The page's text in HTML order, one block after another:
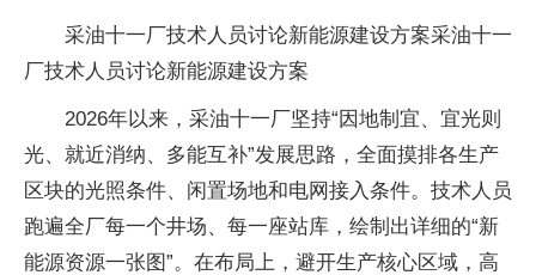
采油十一厂技术人员讨论新能源建设方案采油十一
厂技术人员讨论新能源建设方案
2026年以来，采油十一厂坚持“因地制宜、宜光则
光、就近消纳、多能互补”发展思路，全面摸排各生产
区块的光照条件、闲置场地和电网接入条件。技术人员
跑遍全厂每一个井场、每一座站库，绘制出详细的“新
能源资源一张图”。在布局上，避开生产核心区域，高